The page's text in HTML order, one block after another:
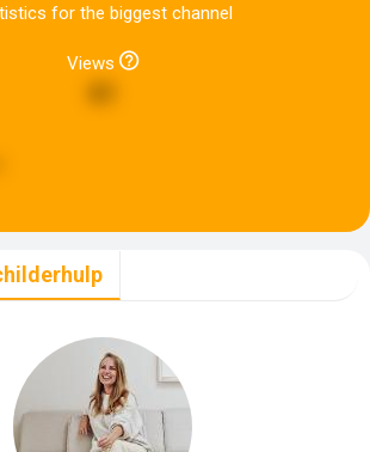
for the biggest channel
Views